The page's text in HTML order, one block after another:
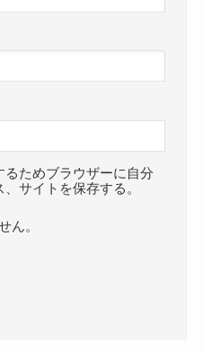
ためブラウザーに自分
サイトを保存する。
ん。